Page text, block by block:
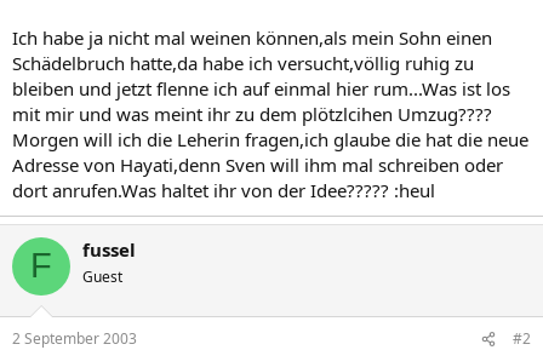
Ich habe ja nicht mal weinen können,als mein Sohn einen
Schädelbruch hatte,da habe ich versucht,völlig ruhig zu
bleiben und jetzt flenne ich auf einmal hier rum...Was ist los
mit mir und was meint ihr zu dem plötzlcihen Umzug????
Morgen will ich die Leherin fragen,ich glaube die hat die neue
Adresse von Hayati,denn Sven will ihm mal schreiben oder
dort anrufen.Was haltet ihr von der Idee????? :heul
F fussel
Guest
2 September 2003 #2